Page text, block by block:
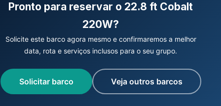
Pronto para reservar o 22.8 ft Cobalt
220W?
Solicite este barco agora mesmo e confirmaremos a melhor
data, rota e serviços inclusos para o seu grupo.
Solicitar barco Veja outros barcos